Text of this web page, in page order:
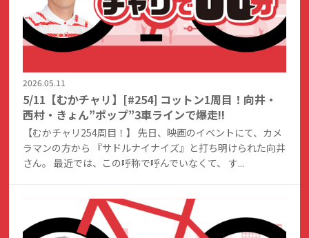
2026.05.11
5/11【むかチャリ】[#254] コットン1周目！向井・
西村・きょん”ポップ”3車ラインで爆走!!
【むかチャリ254周目！】 先日、映画のイベントにて、カメ
ラマンの方から 『サドルナイナイズ』と打ち明けられた向井
さん。 最近では、この呼称で呼んでいなくて、 す...